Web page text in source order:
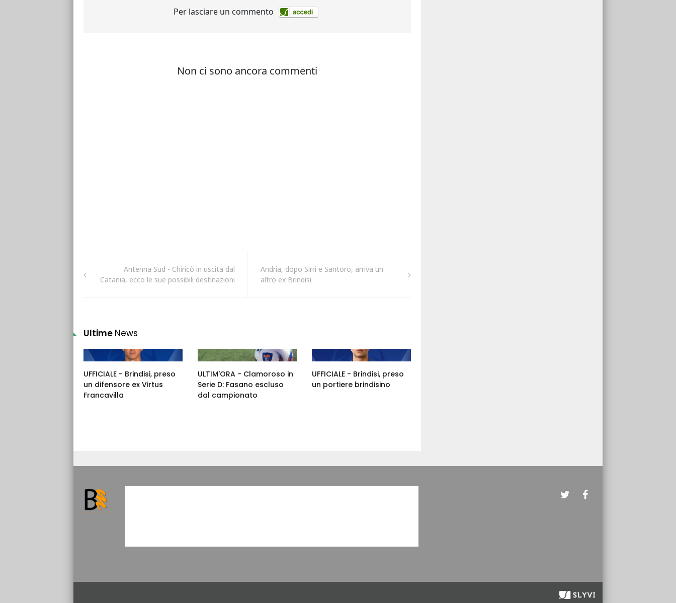
Antenna Sud - Chiricò in uscita dal
Catania, ecco le sue possibili destinazioni
Andria, dopo Sirri e Santoro, arriva un
altro ex Brindisi
Ultime News
UFFICIALE - Brindisi, preso
un difensore ex Virtus
Francavilla
ULTIM'ORA - Clamoroso in
Serie D: Fasano escluso
dal campionato
UFFICIALE - Brindisi, preso
un portiere brindisino